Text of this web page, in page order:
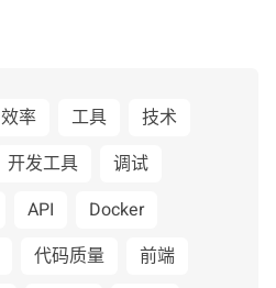
效率 工具
技术
开发工具
调试
API
Docker
代码质量
前端